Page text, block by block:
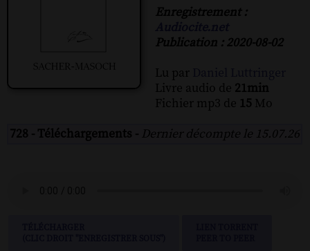
Enregistrement :
Publication : 2020-08-02
Lu par
Livre audio de 21min
Fichier mp3 de 15 Mo
728 - Téléchargements - Dernier décompte le 15.07.26